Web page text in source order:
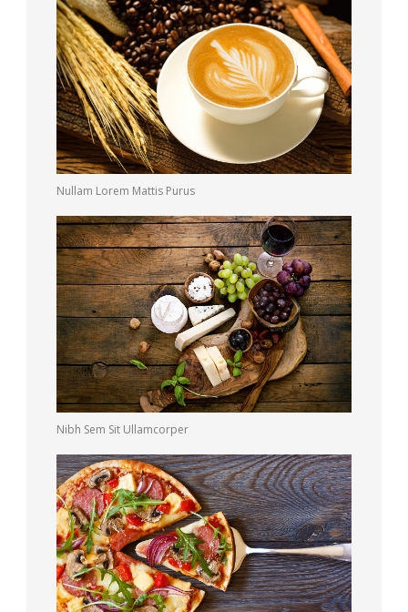
Nullam Lorem Mattis Purus
Nibh Sem Sit Ullamcorper